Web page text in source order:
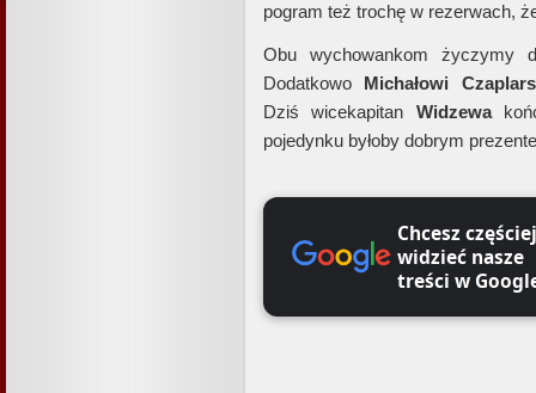
pogram też trochę w rezerwach,
Obu wychowankom życzymy
Dodatkowo Michałowi
Dziś wicekapitan Widzewa
pojedynku byłoby dobrym
Chcesz częściej
widzieć nasze
treści w